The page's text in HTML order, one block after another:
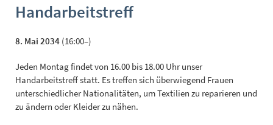
Handarbeitstreff
8. Mai 2034(16:00–)
Jeden Montag findet von 16.00 bis 18.00 Uhr unser
Handarbeitstreff statt. Es treffen sich überwiegend Frauen
unterschiedlicher Nationalitäten, um Textilien zu reparieren und
zu ändern oder Kleider zu nähen.